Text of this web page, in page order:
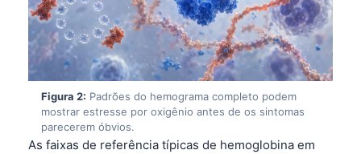
Figura 2: Padrões do hemograma completo podem
mostrar estresse por oxigênio antes de os sintomas
parecerem óbvios.
As faixas de referência típicas de hemoglobina em